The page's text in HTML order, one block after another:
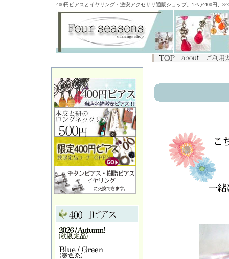
400円ピアスとイヤリング・激安アクセサリ通販ショップ。1ペア400円、